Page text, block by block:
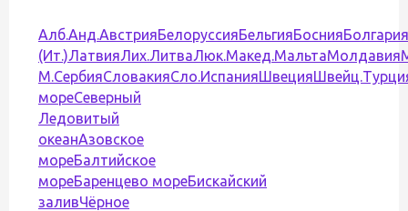
Алб.Анд.АвстрияБелоруссияБельгияБоснияБолгария
(Ит.)ЛатвияЛих.ЛитваЛюк.Макед.МальтаМолдавия
М.СербияСловакияСло.ИспанияШвецияШвейц.
мореСеверный
Ледовитый
океанАзовское
мореБалтийское
мореБаренцево мореБискайский
заливЧёрное